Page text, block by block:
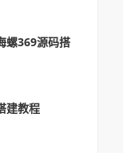
螺369源码搭
建教程